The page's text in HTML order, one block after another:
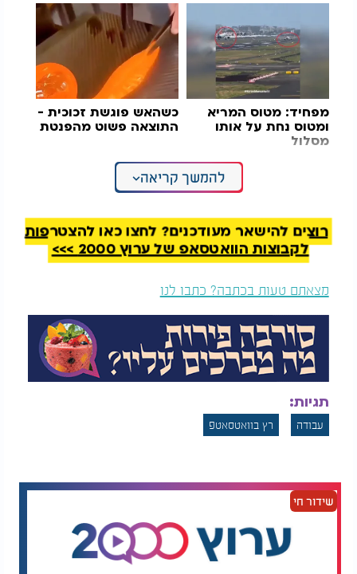
מפחיד: מטוס המריא
ומטוס נחת על אותו
מסלול
כשהאש פוגשת זכוכית -
התוצאה פשוט מהפנטת
הכיסא של ה-Welax S9, שכבר זכה לכינוי המנומנם
"תחנת עבודה ממונעת", מבוסס על סנכרון בין הכיסא
משענות מתכווננות והדום רגליים מובנה. השילוב הזה
נועד להפחית עומס מהצוואר ומהגב במהלך יום עבודה
ארוך.
עם זאת, לצד ההתלהבות סביב הפיתוח החדש, לא כולם
בטוחים שמדובר במהפכה אמיתית בעולם העבודה
המשרדית. מומחי ארגונומיה מזכירים כי גם הכיסא
המתקדם ביותר אינו תחליף לתנועה, לשינוי תנוחה
ולהפסקות יזומות במהלך היום. לדבריהם, עבודה
ממושכת מול מחשב במצב של שכיבה אינה בהכרח
הפתרון האולטימטיבי לבעיות יציבה.
כך או כך, נראה שהרעיון כבר הצליח לעורר סקרנות
לעבוד לא רק בישיבה או בעמידה, אלא כמעט מתוך
תנוחת מנוחה.
להמשך קריאה
רוצים להישאר מעודכנים? לחצו כאן להצטרפות
לקבוצות הוואטסאפ של ערוץ 2000 >>>
מצאתם טעות בכתבה? כתבו לנו
תגיות:
עבודה רץ בוואטסאטפ
שידור חי